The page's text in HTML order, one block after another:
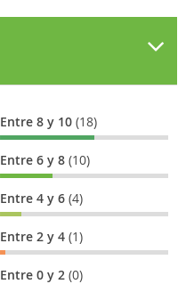
Entre 8 y 10(18)
Entre 6 y 8(10)
Entre 4 y 6(4)
Entre 2 y 4(1)
Entre 0 y 2(0)